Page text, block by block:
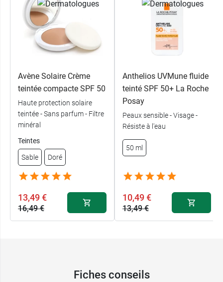
Avène Solaire Crème
teintée compacte SPF 50
Haute protection solaire
teintée - Sans parfum - Filtre
minéral
Teintes
Sable Doré
13,49 €
16,49 €
Anthelios UVMune fluide
teinté SPF 50+ La Roche
Posay
Peaux sensible - Visage -
Résiste à l'eau
50 ml
10,49 €
13,49 €
Fiches conseils